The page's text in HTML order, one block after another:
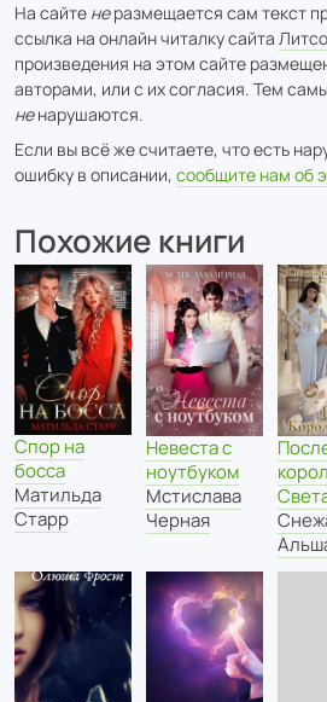
На сайте неразмещается сам текст
ссылка на онлайн читалку сайта
произведения на этом сайте
авторами, или с их согласия. Тем
ненарушаются.
Если вы всё же считаете, что есть
ошибку в описании, сообщите нам об
Похожие книги
Спор на
босса
Матильда
Старр
Невеста с
ноутбуком
Мстислава
Черная